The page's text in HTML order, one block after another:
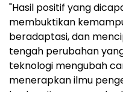
"Hasil positif yang
membuktikan
beradaptasi, dan
tengah perubahan
teknologi mengubah
menerapkan ilmu